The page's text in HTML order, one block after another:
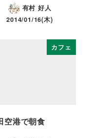
有村 好人
2014/01/16(木)
カフェ
空港で朝食